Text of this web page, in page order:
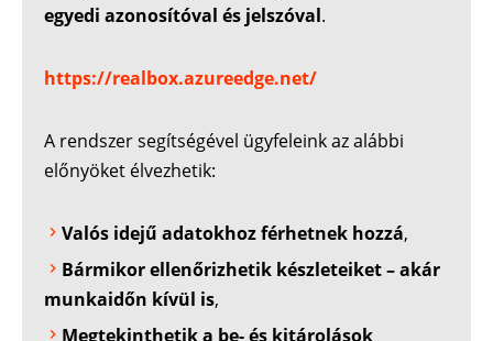
egyedi azonosítóval és jelszóval.
https://realbox.azureedge.net/
A rendszer segítségével ügyfeleink az alábbi
előnyöket élvezhetik:
Valós idejű adatokhoz férhetnek hozzá,
Bármikor ellenőrizhetik készleteiket – akár
munkaidőn kívül is,
Megtekinthetik a be- és kitárolások